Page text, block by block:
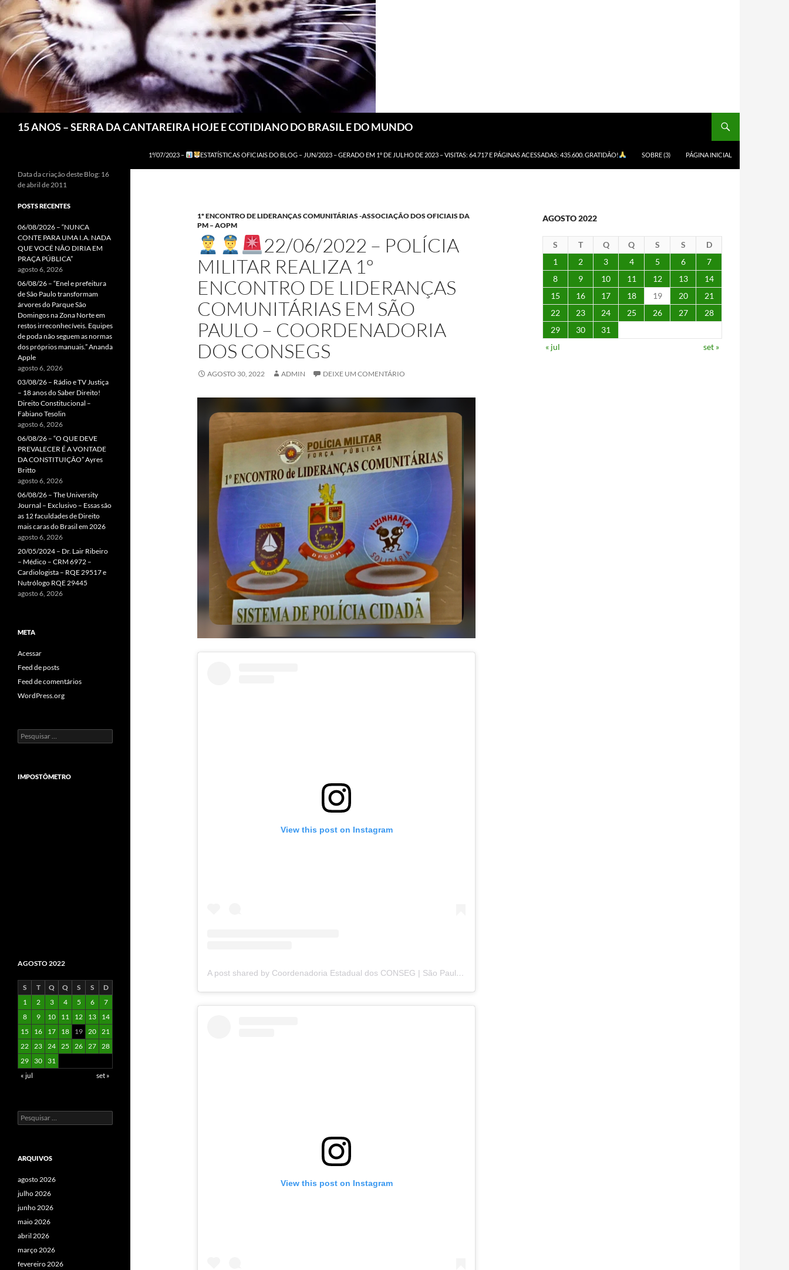
15 ANOS – SERRA DA CANTAREIRA HOJE E COTIDIANO DO BRASIL E DO MUNDO
1º/07/2023 – ESTATÍSTICAS OFICIAIS DO BLOG – JUN/2023 – GERADO EM 1º DE JULHO DE 2023 – VISITAS: 64.717 E PÁGINAS ACESSADAS: 435.600. GRATIDÃO! SOBRE (3) PÁGINA INICIAL
1º ENCONTRO DE LIDERANÇAS COMUNITÁRIAS -ASSOCIAÇÃO DOS OFICIAIS DA
PM – AOPM
22/06/2022 – POLÍCIA
MILITAR REALIZA 1º
ENCONTRO DE LIDERANÇAS
COMUNITÁRIAS EM SÃO
PAULO – COORDENADORIA
DOS CONSEGS
AGOSTO 30, 2022 ADMIN DEIXE UM COMENTÁRIO
View this post on Instagram
A post shared by Coordenadoria Estadual dos CONSEG | São Paulo (@ceconsegsp)
View this post on Instagram
AGOSTO 2022
S T Q Q S S
D
1
2 3 4 5 6
7
8
9 10 11 12 13
14
15
16 17 18 19 20
21
22
23 24 25 26 27
28
29
30
31
« jul
set »
Data da criação deste Blog: 16
de abril de 2011
POSTS RECENTES
06/08/2026 – “NUNCA
CONTE PARA UMA I.A. NADA
QUE VOCÊ NÃO DIRIA EM
PRAÇA PÚBLICA”
agosto 6, 2026
06/08/26 – “Enel e prefeitura
de São Paulo transformam
árvores do Parque São
Domingos na Zona Norte em
restos irreconhecíveis. Equipes
de poda não seguem as normas
dos próprios manuais.” Ananda
Apple
agosto 6, 2026
03/08/26 – Rádio e TV Justiça
– 18 anos do Saber Direito!
Direito Constitucional –
Fabiano Tesolin
agosto 6, 2026
06/08/26 – “O QUE DEVE
PREVALECER É A VONTADE
DA CONSTITUIÇÃO” Ayres
Britto
agosto 6, 2026
06/08/26 – The University
Journal – Exclusivo – Essas são
as 12 faculdades de Direito
mais caras do Brasil em 2026
agosto 6, 2026
20/05/2024 – Dr. Lair Ribeiro
– Médico – CRM 6972 –
Cardiologista – RQE 29517 e
Nutrólogo RQE 29445
agosto 6, 2026
META
Acessar
Feed de posts
Feed de comentários
WordPress.org
Pesquisar
por:
IMPOSTÔMETRO
AGOSTO 2022
S T Q Q S S
D
1
2 3 4 5 6
7
8
9 10 11 12 13
14
15
16 17 18 19 20 21
22 23 24 25 26 27 28
29
30
31
« jul
set »
Pesquisar
por:
ARQUIVOS
agosto 2026
julho 2026
junho 2026
maio 2026
abril 2026
março 2026
fevereiro 2026